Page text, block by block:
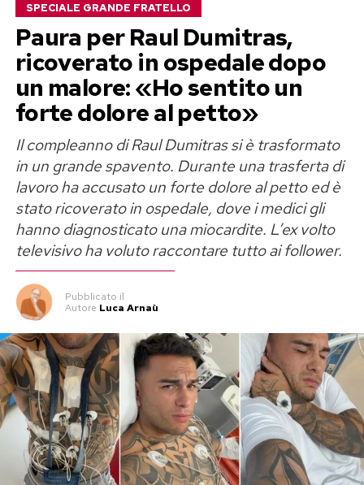
persona al centro della propria vita.
Perla Vatiero: «Con Mirko un amore
vero, ma diventato tossico»
Il rapporto tra Perla Vatiero e Mirko Brunetti
aveva conquistato il pubblico diTemptation
Islandnel 2023, trasformandosi poi in una delle
saghe sentimentali più seguite sui social. Cinque
anni di convivenza, una rottura davanti alle
telecamere, nuovi legami, il riavvicinamento
nella Casa del Grande Fratello e infine il
tentativo di ricominciare una volta terminato il
reality.
Oggi Perla non rinnega ciò che ha provato. «È la
risposta a un amore che è stato vero», ha
spiegato parlando dei “Perletti”, i sostenitori
che continuano a sperare in un ritorno di coppia.
Quell’amore, però, era diventato «tossico»
perché vissuto in una simbiosi totale che aveva
SPECIALE GRANDE FRATELLO
Paura per Raul Dumitras,
ricoverato in ospedale dopo
un malore: «Ho sentito un
forte dolore al petto»
Il compleanno di Raul Dumitras si è trasformato
in un grande spavento. Durante una trasferta di
lavoro ha accusato un forte dolore al petto ed è
stato ricoverato in ospedale, dove i medici gli
hanno diagnosticato una miocardite. L’ex volto
televisivo ha voluto raccontare tutto ai follower.
Pubblicato il
Autore Luca Arnaù